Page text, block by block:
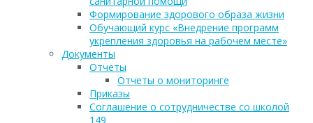
Формирование здорового образа жизни
Обучающий курс «Внедрение программ
укрепления здоровья на рабочем месте»
Документы
Отчеты
Отчеты о мониторинге
Приказы
Соглашение о сотрудничестве со школой
149